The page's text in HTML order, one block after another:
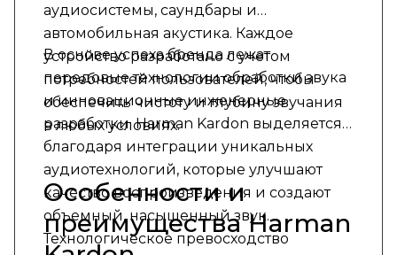
аудиосистемы, саундбары и
автомобильная акустика. Каждое
устройство разработано с учетом
потребностей пользователей, чтобы
обеспечить чистоту и глубину звучания
в любых условиях.
В основе успеха бренда лежат
передовые технологии обработки звука
и инновационные инженерные
разработки. Harman Kardon выделяется
благодаря интеграции уникальных
аудиотехнологий, которые улучшают
качество воспроизведения и создают
объемный, насыщенный звук.
Технологическое превосходство
Особенности и
преимущества Harman